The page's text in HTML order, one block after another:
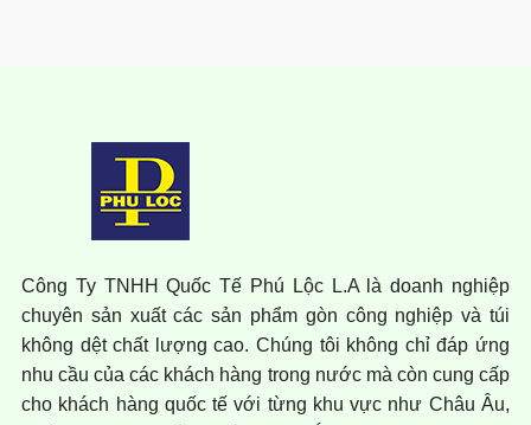
Công Ty TNHH Quốc Tế Phú Lộc L.A là doanh nghiệp
chuyên sản xuất các sản phẩm gòn công nghiệp và túi
không dệt chất lượng cao. Chúng tôi không chỉ đáp ứng
nhu cầu của các khách hàng trong nước mà còn cung cấp
cho khách hàng quốc tế với từng khu vực như Châu Âu,